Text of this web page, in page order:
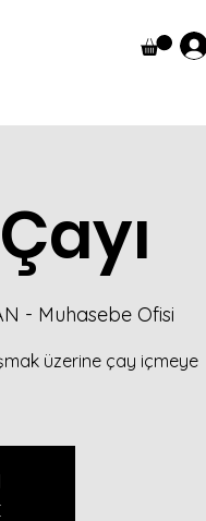
- Muhasebe Ofisi
üzerine çay içmeye